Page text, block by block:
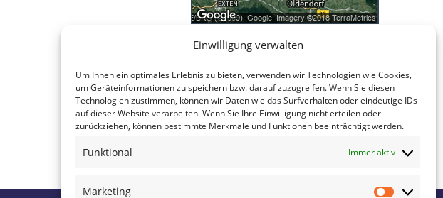
Einwilligung verwalten
Um Ihnen ein optimales Erlebnis zu bieten, verwenden wir Technologien wie Cookies,
um Geräteinformationen zu speichern bzw. darauf zuzugreifen. Wenn Sie diesen
Technologien zustimmen, können wir Daten wie das Surfverhalten oder eindeutige IDs
auf dieser Website verarbeiten. Wenn Sie Ihre Einwilligung nicht erteilen oder
zurückziehen, können bestimmte Merkmale und Funktionen beeinträchtigt werden.
Funktional Immer aktiv
Marketing
Kontakt
Datenschutzerklärung
Impressum